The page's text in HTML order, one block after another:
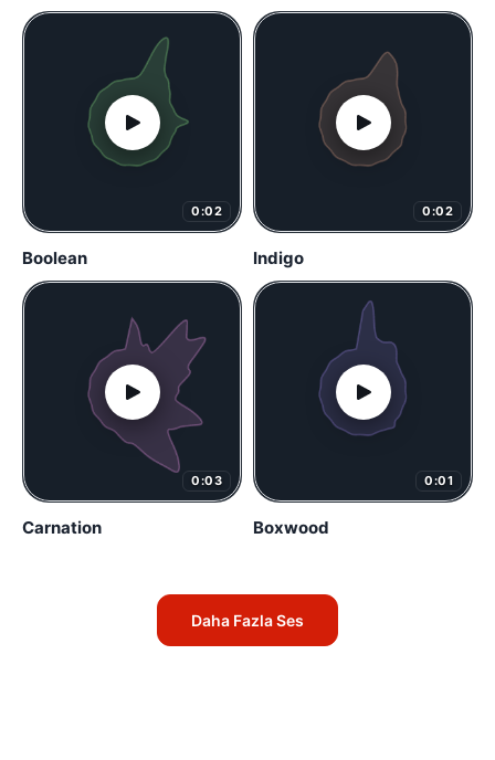
0:02
Boolean
0:02
Indigo
0:03
Carnation
0:01
Boxwood
Daha Fazla Ses